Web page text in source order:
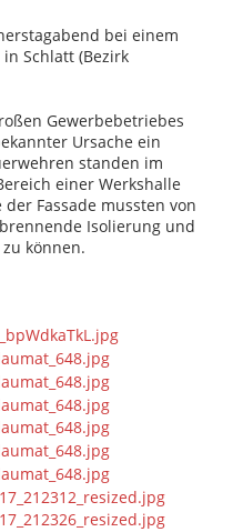
bei einem
Schlatt (Bezirk
Gewerbebetriebes
Ursache ein
standen im
einer Werkshalle
Fassade mussten von
Isolierung und
können.